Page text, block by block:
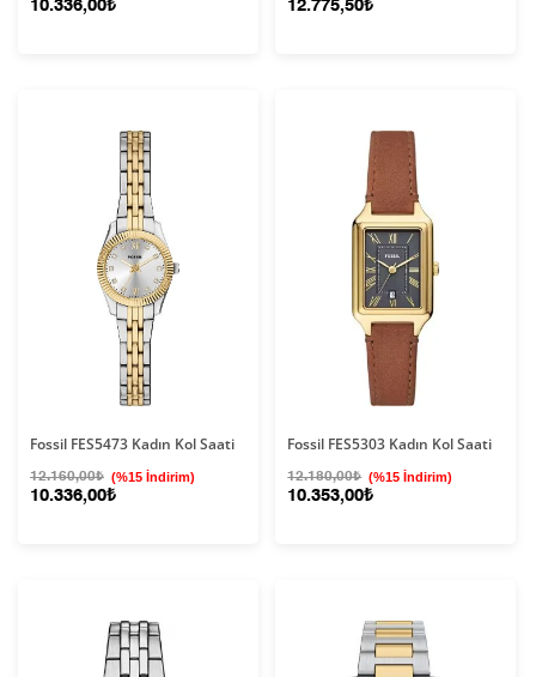
10.336,00₺ 12.775,50₺
Fossil FES5473 Kadın Kol Saati
12.160,00₺ (%15 İndirim)
10.336,00₺
Fossil FES5303 Kadın Kol Saati
12.180,00₺ (%15 İndirim)
10.353,00₺